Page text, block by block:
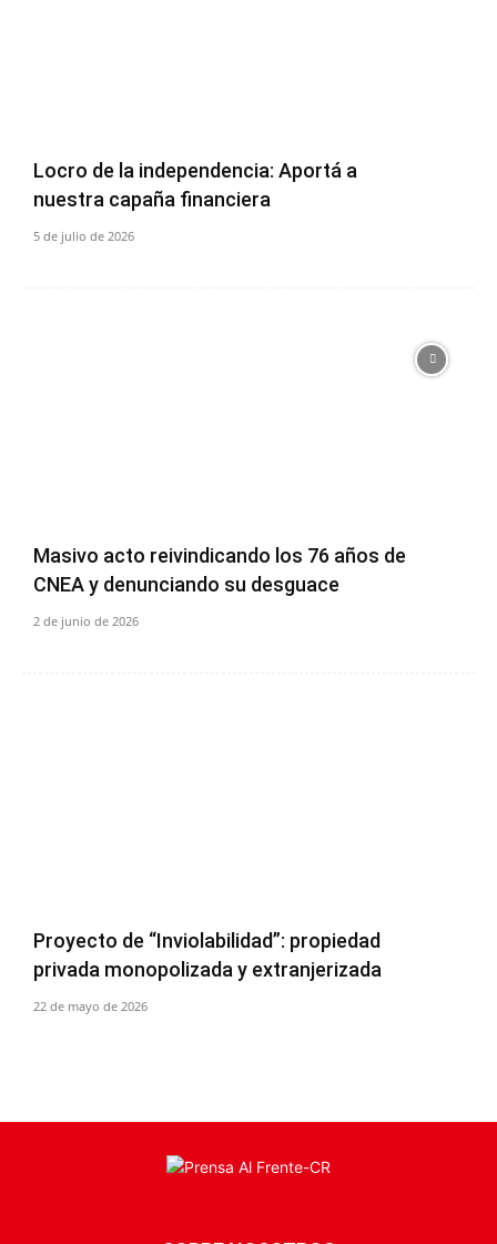
Locro de la independencia: Aportá a
nuestra capaña financiera
5 de julio de 2026
Masivo acto reivindicando los 76 años de
CNEA y denunciando su desguace
2 de junio de 2026
Proyecto de “Inviolabilidad”: propiedad
privada monopolizada y extranjerizada
22 de mayo de 2026